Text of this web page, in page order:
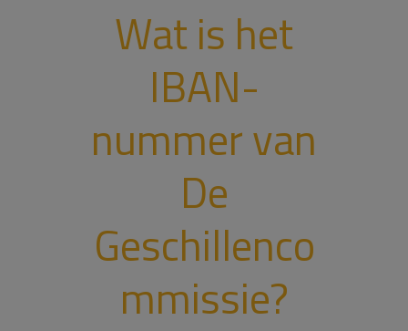
Wat is het
IBAN-
nummer van
De
Geschillenco
mmissie?